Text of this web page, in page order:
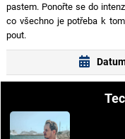
pastem. Ponořte se do
co všechno je potřeba k
pout.